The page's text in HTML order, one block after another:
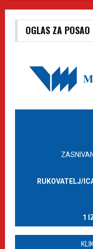
OGLAS ZA POSAO
RUKOVATELJ/
1